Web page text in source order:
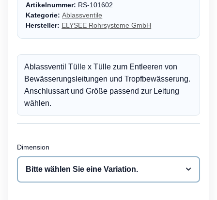
Artikelnummer: RS-101602
Kategorie:Ablassventile
Hersteller: ELYSEE Rohrsysteme GmbH
Ablassventil Tülle x Tülle zum Entleeren von
Bewässerungsleitungen und Tropfbewässerung.
Anschlussart und Größe passend zur Leitung
wählen.
Dimension
Bitte wählen Sie eine Variation.